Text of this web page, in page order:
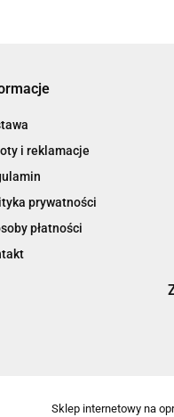
i reklamacje
prywatności
płatności
Sklep internetowy na